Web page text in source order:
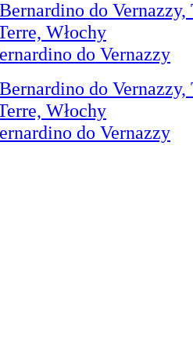
do Vernazzy
do Vernazzy